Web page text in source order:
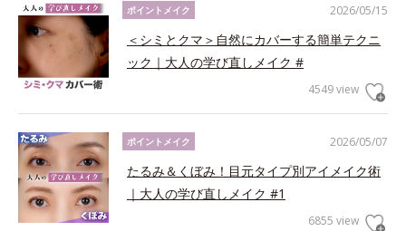
2026/05/15
ポイントメイク
＜シミとクマ＞自然にカバーする簡単テクニ
ック｜大人の学び直しメイク #
4549 view
2026/05/07
ポイントメイク
たるみ＆くぼみ！目元タイプ別アイメイク術
｜大人の学び直しメイク #1
6855 view